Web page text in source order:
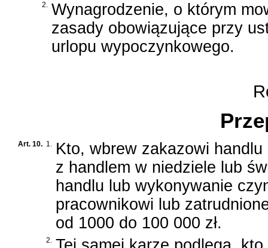
2. Wynagrodzenie, o którym
zasady obowiązujące przy
urlopu wypoczynkowego.
Art. 10. 1. Kto, wbrew zakazowi
z handlem w niedziele lub
handlu lub wykonywanie
pracownikowi lub
od 1000 do 100 000 zł.
2.